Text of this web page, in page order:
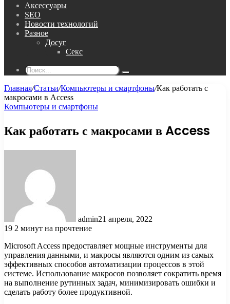
Аксессуары
SEO
Новости технологий
Разное
Досуг
Секс
Поиск...
Главная/Статьи/Компьютеры и смартфоны/Как работать с
макросами в Access
Компьютеры и смартфоны
Как работать с макросами в Access
admin21 апреля, 2022
19 2 минут на прочтение
Microsoft Access предоставляет мощные инструменты для
управления данными, и макросы являются одним из самых
эффективных способов автоматизации процессов в этой
системе. Использование макросов позволяет сократить время
на выполнение рутинных задач, минимизировать ошибки и
сделать работу более продуктивной.